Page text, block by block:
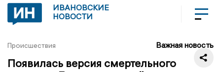
ИВАНОВСКИЕ
НОВОСТИ
Происшествия Важная новость
Появилась версия смертельного